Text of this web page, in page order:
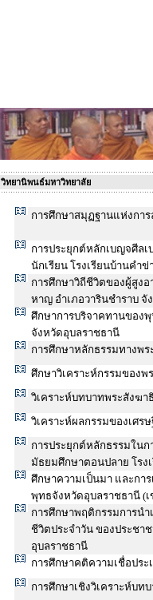
วิทยานิพนธ์มหาวิทยาลัย
การศึกษาสมุฏฐานแห่งกา
การประยุกต์หลักเบญจศีล
นักเรียน โรงเรียนบ้านคำ
การศึกษาวิถีชีวิตของผู้สูง
หาญ อำเภอวารินชำราบ จั
ศึกษาการบริจาคทานของ
จังหวัดอุบลราชธานี
การศึกษาหลักธรรมทางพ
ศึกษาวิเคราะห์กรรมของพ
วิเคราะห์บทบาทพระสังฆา
วิเคราะห์ผลกรรมของเศร
การประยุกต์หลักธรรมใน
มัธยมศึกษาตอนปลาย โรง
ศึกษาความเป็นมา และกา
พุทธจังหวัดอุบลราชธานี (
การศึกษาพฤติกรรมการน
ชีวิตประจำวัน ของประชา
อุบลราชธานี
การศึกษาคติความเชื่อปร
การศึกษาเชิงวิเคราะห์บ